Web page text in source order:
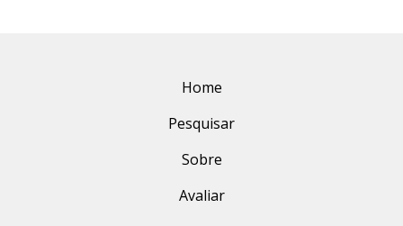
Home
Pesquisar
Sobre
Avaliar